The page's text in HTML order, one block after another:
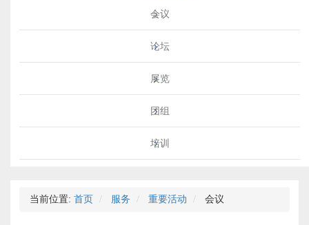
会议
论坛
展览
团组
培训
当前位置: 首页 服务 重要活动 会议